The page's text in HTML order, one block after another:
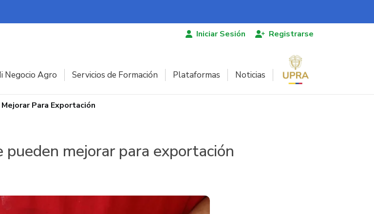
Iniciar Sesión Registrarse
Negocio Agro Servicios de Formación Plataformas Noticias
Para Exportación
mejorar para exportación